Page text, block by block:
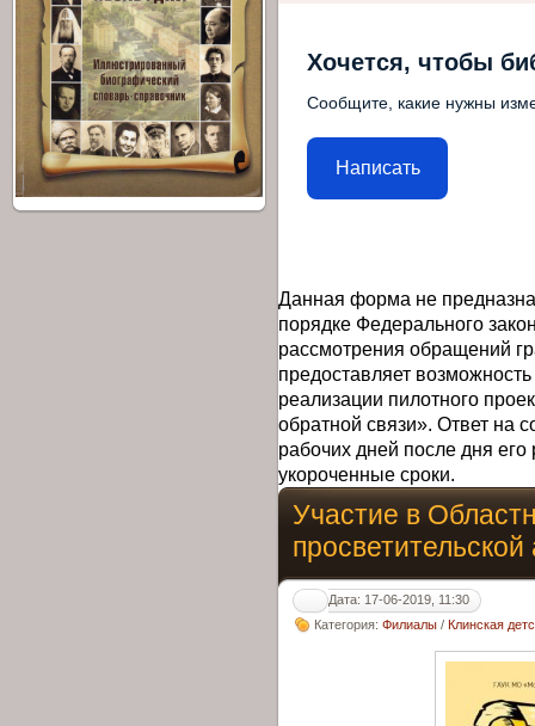
Хочется, чтобы
Сообщите, какие нужны
Написать
Данная форма не
порядке Федерального
рассмотрения обращений
предоставляет
реализации пилотного
обратной связи». Ответ на
рабочих дней после дня
укороченные сроки.
Участие в
просветительской
Дата: 17-06-2019, 11:30
Категория: Филиалы / Клинская